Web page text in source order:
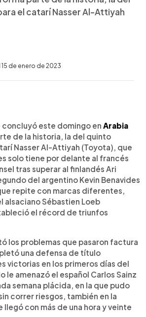
el catarí Nasser Al-Attiyah
de enero de 2023
artículo
concluyó este domingo en Arabia
de la historia, la del quinto
Nasser Al-Attiyah (Toyota), que
solo tiene por delante al francés
tras superar al finlandés Ari
del argentino Kevin Benavides
repite con marcas diferentes,
alsaciano Sébastien Loeb
el récord de triunfos
los problemas que pasaron factura
una defensa de título
victorias en los primeros días del
le amenazó el español Carlos Sainz
semana plácida, en la que pudo
correr riesgos, también en la
llegó con más de una hora y veinte